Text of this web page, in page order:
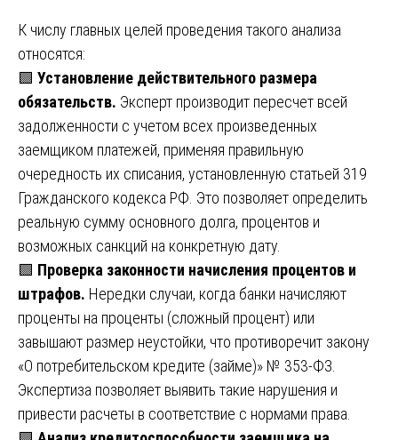
К числу главных целей проведения такого анализа
относятся:
🟩 Установление действительного размера
обязательств. Эксперт производит пересчет всей
задолженности с учетом всех произведенных
заемщиком платежей, применяя правильную
очередность их списания, установленную статьей 319
Гражданского кодекса РФ. Это позволяет определить
реальную сумму основного долга, процентов и
возможных санкций на конкретную дату.
🟩 Проверка законности начисления процентов и
штрафов. Нередки случаи, когда банки начисляют
проценты на проценты (сложный процент) или
завышают размер неустойки, что противоречит закону
«О потребительском кредите (займе)» № 353-ФЗ.
Экспертиза позволяет выявить такие нарушения и
привести расчеты в соответствие с нормами права.